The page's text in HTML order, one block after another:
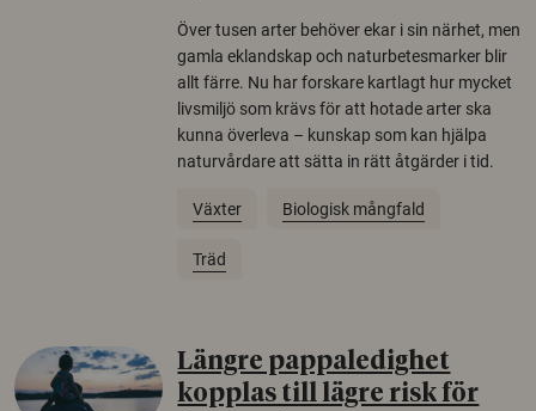
Över tusen arter behöver ekar i sin närhet, men
gamla eklandskap och naturbetesmarker blir
allt färre. Nu har forskare kartlagt hur mycket
livsmiljö som krävs för att hotade arter ska
kunna överleva – kunskap som kan hjälpa
naturvårdare att sätta in rätt åtgärder i tid.
Växter Biologisk mångfald
Träd
Längre pappaledighet
kopplas till lägre risk för